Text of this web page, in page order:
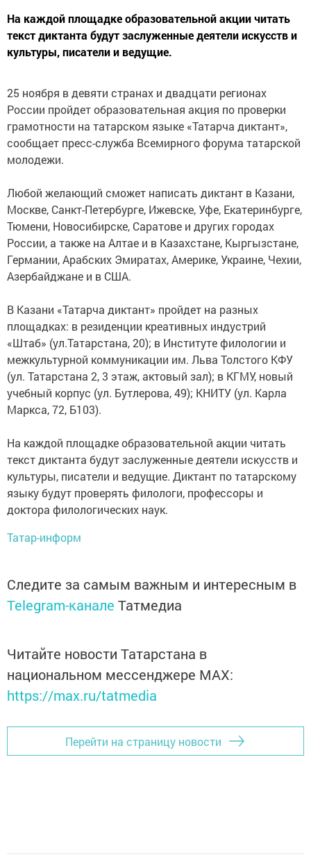
На каждой площадке образовательной акции читать
текст диктанта будут заслуженные деятели искусств и
культуры, писатели и ведущие.
25 ноября в девяти странах и двадцати регионах
России пройдет образовательная акция по проверки
грамотности на татарском языке «Татарча диктант»,
сообщает пресс-служба Всемирного форума татарской
молодежи.
Любой желающий сможет написать диктант в Казани,
Москве, Санкт-Петербурге, Ижевске, Уфе, Екатеринбурге,
Тюмени, Новосибирске, Саратове и других городах
России, а также на Алтае и в Казахстане, Кыргызстане,
Германии, Арабских Эмиратах, Америке, Украине, Чехии,
Азербайджане и в США.
В Казани «Татарча диктант» пройдет на разных
площадках: в резиденции креативных индустрий
«Штаб» (ул.Татарстана, 20); в Институте филологии и
межкультурной коммуникации им. Льва Толстого КФУ
(ул. Татарстана 2, 3 этаж, актовый зал); в КГМУ, новый
учебный корпус (ул. Бутлерова, 49); КНИТУ (ул. Карла
Маркса, 72, Б103).
На каждой площадке образовательной акции читать
текст диктанта будут заслуженные деятели искусств и
культуры, писатели и ведущие. Диктант по татарскому
языку будут проверять филологи, профессоры и
доктора филологических наук.
Татар-информ
Следите за самым важным и интересным в
Telegram-канале Татмедиа
Читайте новости Татарстана в
национальном мессенджере MАХ:
https://max.ru/tatmedia
Перейти на страницу новости